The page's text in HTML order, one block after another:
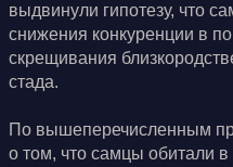
выдвинули гипотезу, что
снижения конкуренции в
скрещивания
стада.
По вышеперечисленным
о том, что самцы обитали в